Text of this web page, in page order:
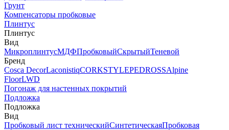
Грунт
Компенсаторы пробковые
Плинтус
Плинтус
Вид
МикроплинтусМДФПробковыйСкрытыйТеневой
Бренд
Cosca DecorLaconistiqCORKSTYLEPEDROSSAlpine
FloorLWD
Погонаж для настенных покрытий
Подложка
Подложка
Вид
Пробковый лист техническийСинтетическаяПробковая